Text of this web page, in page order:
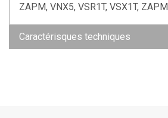
ZAPM, VNX5, VSR1T, VSX1T, ZAPM
Caractérisques techniques